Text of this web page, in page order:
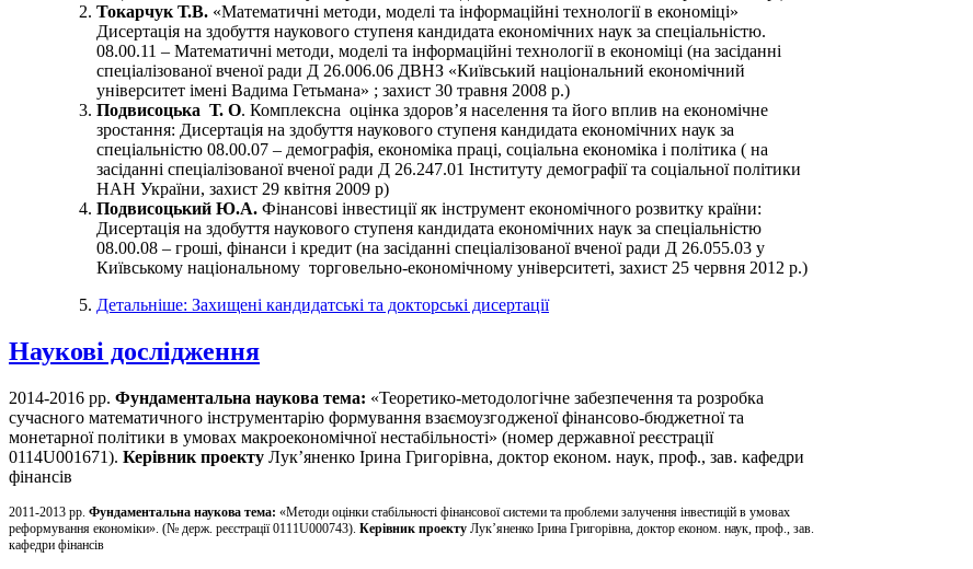
Токарчук Т.В. «Математичні методи, моделі та інформаційні технології в економіці»
Дисертація на здобуття наукового ступеня кандидата економічних наук за спеціальністю.
08.00.11 – Математичні методи, моделі та інформаційні технології в економіці (на засіданні
спеціалізованої вченої ради Д 26.006.06 ДВНЗ «Київський національний економічний
університет імені Вадима Гетьмана» ; захист 30 травня 2008 р.)
Подвисоцька Т. О. Комплексна оцінка здоров’я населення та його вплив на економічне
зростання: Дисертація на здобуття наукового ступеня кандидата економічних наук за
спеціальністю 08.00.07 – демографія, економіка праці, соціальна економіка і політика ( на
засіданні спеціалізованої вченої ради Д 26.247.01 Інституту демографії та соціальної політики
НАН України, захист 29 квітня 2009 р)
Подвисоцький Ю.А. Фінансові інвестиції як інструмент економічного розвитку країни:
Дисертація на здобуття наукового ступеня кандидата економічних наук за спеціальністю
08.00.08 – гроші, фінанси і кредит (на засіданні спеціалізованої вченої ради Д 26.055.03 у
Київському національному торговельно-економічному університеті, захист 25 червня 2012 р.)
Детальніше: Захищені кандидатські та докторські дисертації
Наукові дослідження
2014-2016 рр. Фундаментальна наукова тема: «Теоретико-методологічне забезпечення та розробка
сучасного математичного інструментарію формування взаємоузгодженої фінансово-бюджетної та
монетарної політики в умовах макроекономічної нестабільності» (номер державної реєстрації
0114U001671). Керівник проекту Лук’яненко Ірина Григорівна, доктор економ. наук, проф., зав. кафедри
фінансів
2011-2013 рр. Фундаментальна наукова тема: «Методи оцінки стабільності фінансової системи та проблеми залучення інвестицій в умовах
реформування економіки». (№ держ. реєстрації 0111U000743). Керівник проекту Лук’яненко Ірина Григорівна, доктор економ. наук, проф., зав.
кафедри фінансів